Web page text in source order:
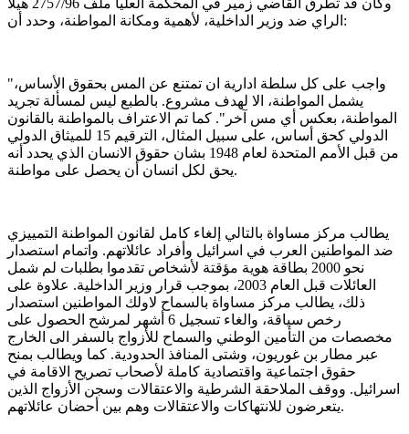
الراي ضد وزير الداخلية، لأهمية ومكانة المواطنة، وحدد أن :
"واجب على كل سلطة ادارية ان تمتنع عن المس بحقوق الأساس،
يشمل المواطنة، الا لهدف مشروع. بالطبع ليس لمسألة تجريد
المواطنة، بعكس أي مس آخر ". كما تم الاعتراف بالمواطنة بالقانون
الدولي كحق أساس، على سبيل المثال، الترقيم 15 للميثاق الدولي
من قبل الأمم المتحدة لعام 1948 بشان حقوق الانسان الذي يحدد أنه
يحق لكل انسان أن يحصل على مواطنة.
يطالب مركز مساواة بالتالي إلغاء كامل لقانون المواطنة التمييزي
ضد المواطنين العرب في اسرائيل وأفراد عائلاتهم. واتمام استصدار
نحو 2000 بطاقة هوية مؤقتة لأشخاص تقدموا بطلبات لم شمل
العائلات قبل العام 2003، بموجب قرار وزير الداخلية. علاوة على
ذلك، يطالب مركز مساواة بالسماح لاولك المواطنين استصدار
رخص سياقة، والغاء تسجيل 6 أشهر لمرشح الحصول على
مخصصات من التأمين الوطني والسماح للأزواج بالسفر الى الخارج
عبر مطار بن غوريون، وشتى المنافذ الحدودية. كما ويطالب بمنح
حقوق اجتماعية واقتصادية كاملة لأصحاب تصريح الاقامة في
اسرائيل. ووقف الملاحقة الشرطية والاعتقالات وسجن الأزواج الذين
يتعرضون للانتهاكات والاعتقالات وهم بين أحضان عائلاتهم.